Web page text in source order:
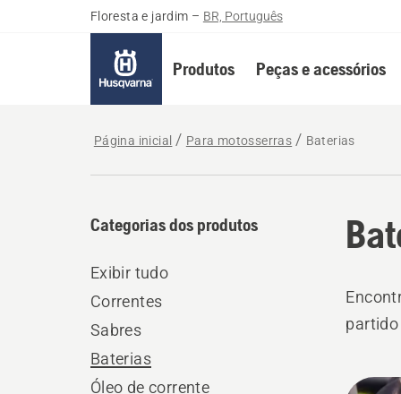
Floresta e jardim – BR, Português
Produtos Peças e acessórios
Página inicial Para motosserras Baterias
Categorias dos produtos
Exibir tudo
Correntes
Sabres
Baterias
Óleo de corrente